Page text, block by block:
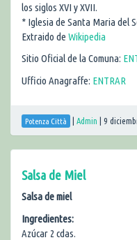
los siglos XVI y XVII.
* Iglesia de Santa Maria del
Extraido de Wikipedia
Sitio Oficial de la Comuna:
Ufficio Anagraffe: ENTRAR
Potenza Città Admin 9
Salsa de Miel
Salsa de miel
Ingredientes:
Azúcar 2 cdas.